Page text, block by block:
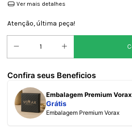
Ver mais detalhes
Atenção, última peça!
Confira seus Beneficios
Embalagem Premium Vorax
Grátis
Embalagem Premium Vorax